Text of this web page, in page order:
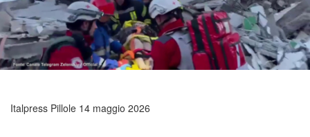
Italpress Pillole 14 maggio 2026